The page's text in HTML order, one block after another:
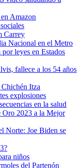
Amazon
Carrey
Nacional en el Metro
leyes en Estados
fallece a los 54 años
Itza
explosiones
en la salud
2023 a la Mejor
Norte: Joe Biden se
niños
del Partenón